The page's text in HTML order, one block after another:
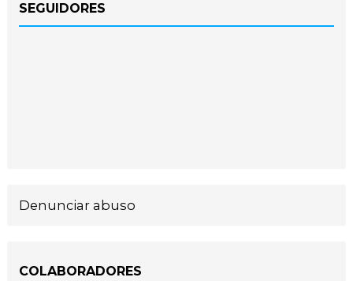
SEGUIDORES
Denunciar abuso
COLABORADORES